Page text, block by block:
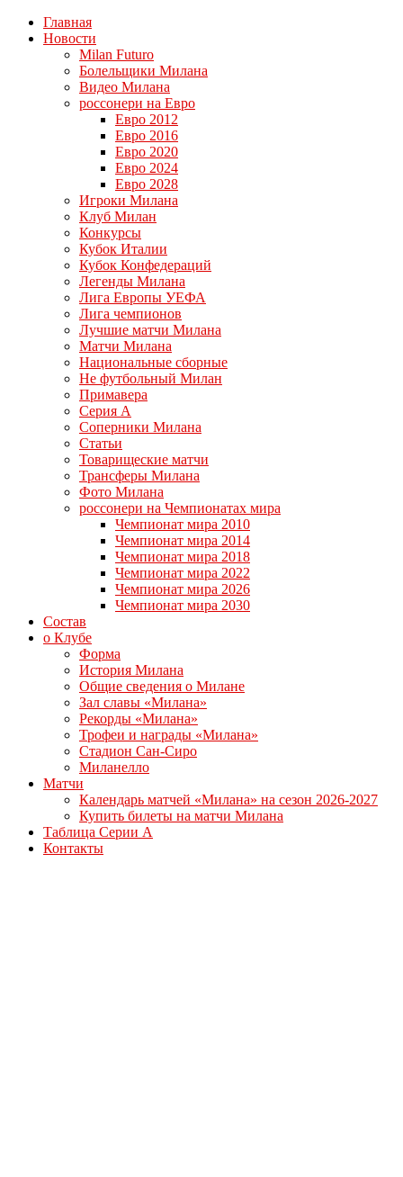
Главная
Новости
Milan Futuro
Болельщики Милана
Видео Милана
россонери на Евро
Евро 2012
Евро 2016
Евро 2020
Евро 2024
Евро 2028
Игроки Милана
Клуб Милан
Конкурсы
Кубок Италии
Кубок Конфедераций
Легенды Милана
Лига Европы УЕФА
Лига чемпионов
Лучшие матчи Милана
Матчи Милана
Национальные сборные
Не футбольный Милан
Примавера
Серия А
Соперники Милана
Статьи
Товарищеские матчи
Трансферы Милана
Фото Милана
россонери на Чемпионатах мира
Чемпионат мира 2010
Чемпионат мира 2014
Чемпионат мира 2018
Чемпионат мира 2022
Чемпионат мира 2026
Чемпионат мира 2030
Состав
о Клубе
Форма
История Милана
Общие сведения о Милане
Зал славы «Милана»
Рекорды «Милана»
Трофеи и награды «Милана»
Стадион Сан-Сиро
Миланелло
Матчи
Календарь матчей «Милана» на сезон 2026-2027
Купить билеты на матчи Милана
Таблица Серии А
Контакты